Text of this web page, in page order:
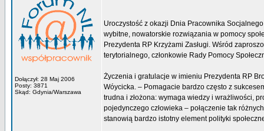
Dołączył: 28 Maj 2006
Posty: 3871
Skąd: Gdynia/Warszawa
Uroczystość z okazji Dnia Pracownika
wybitne, nowatorskie rozwiązania w pomocy
Prezydenta RP Krzyżami Zasługi. Wśród
terytorialnego, członkowie Rady Pomocy
Życzenia i gratulacje w imieniu Prezydenta RP
Wóycicka. – Pomagacie bardzo często z
trudna i złożona: wymaga wiedzy i wrażliwości,
pojedynczego człowieka – połączenie tak
stanowią bardzo istotny element polityki